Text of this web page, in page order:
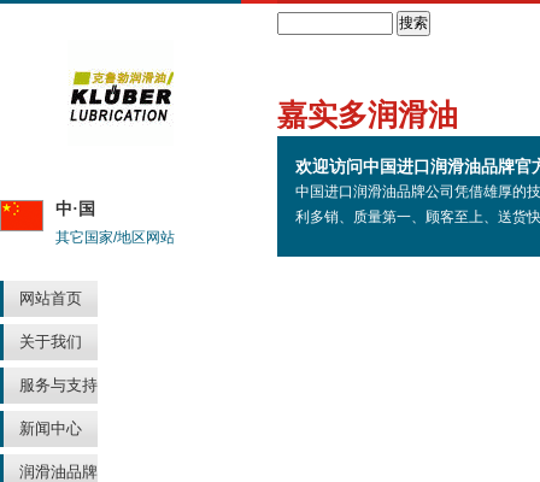
中·国
其它国家/地区网站
网站首页
关于我们
服务与支持
新闻中心
润滑油品牌
嘉实多润滑油
欢迎访问中国进口润滑油品牌官
中国进口润滑油品牌公司凭借雄厚的
利多销、质量第一、顾客至上、送货